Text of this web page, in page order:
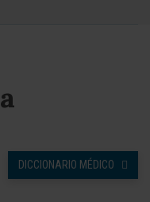
DICCIONARIO MÉDICO